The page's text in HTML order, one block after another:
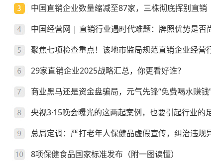
中国直销企业数量缩减至87家，三株彻底挥别直销
中国经营网 | 直销行业遇时代难题：牌照优势是否尚存
聚焦七项检查重点！该地市监局规范直销企业经营行为
29家直销企业2025战略汇总，你更看好谁？
商业黑马还是资金盘骗局，元气先锋“免费喝水赚钱”靠
央视3·15晚会曝光的这两起案例，也要引起行业的足
总局定调：严打老年人保健品虚假宣传，纠治违规异
8项保健食品国家标准发布（附一图读懂）